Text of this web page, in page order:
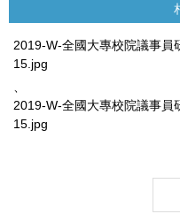
2019-W-全國大專校院議事
15.jpg
2019-W-全國大專校院議事
15.jpg